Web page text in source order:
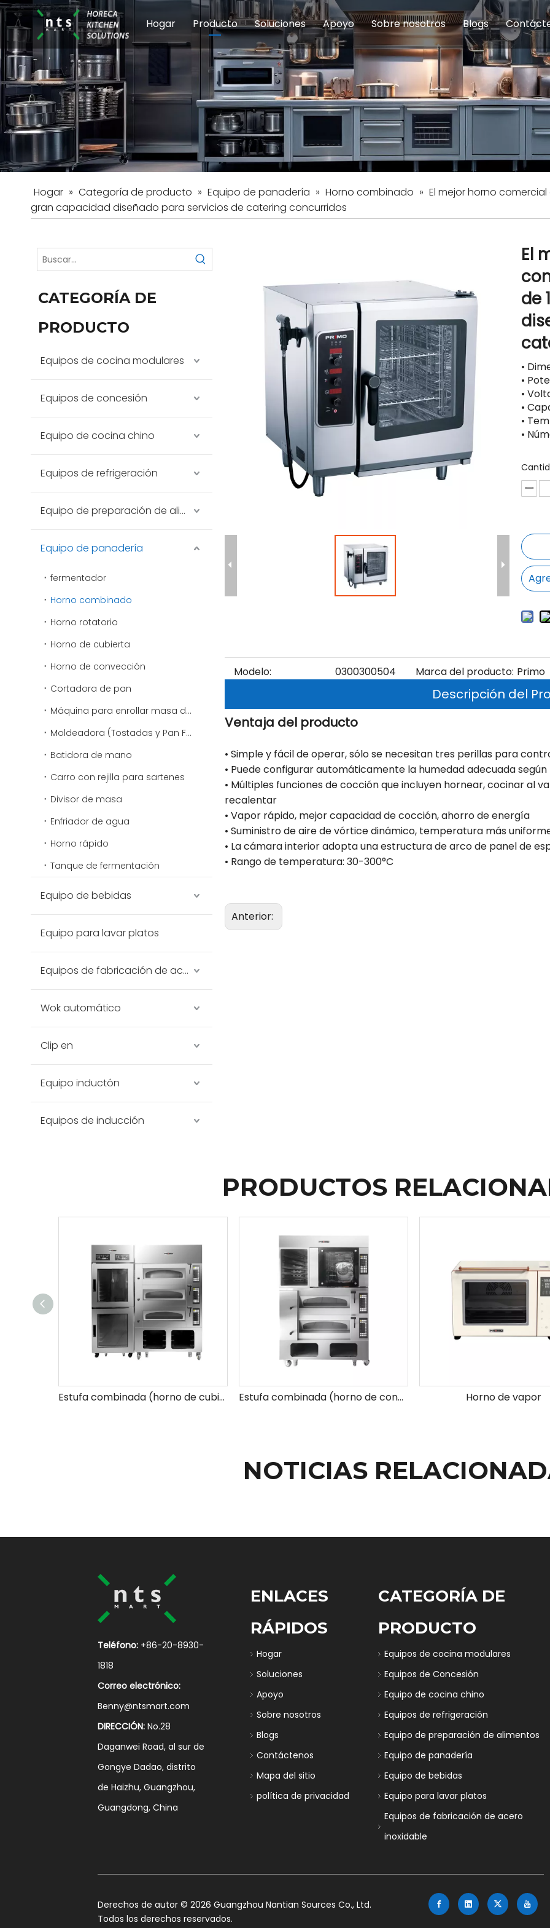
Hogar Producto
Equipos de cocina modulares Equipos de Concesión Equipo
Equipo de preparación de alimentosEquipo de panadería Equipo
Soluciones
Escuelas y educación Comedor del personal
Hoteles Restaurante y comida
Apoyo
Servicio Preguntas
Sobre nosotros
Introducción de la empresa
Blogs
Hogar » Categoría de producto » Equipo de panadería » Horno combinado » El mejor horno
gran capacidad diseñado para servicios de catering concurridos
CATEGORÍA DE
PRODUCTO
Equipos de cocina modulares
Equipos de concesión
Equipo de cocina chino
Equipos de refrigeración
Equipo de preparación de alimentos
Equipo de panadería
fermentador
Horno combinado
Horno rotatorio
Horno de cubierta
Horno de convección
Cortadora de pan
Máquina para enrollar masa de pizza
Moldeadora (Tostadas y Pan Francés)
Batidora de mano
Carro con rejilla para sartenes
Divisor de masa
Enfriador de agua
Horno rápido
Tanque de fermentación
Equipo de bebidas
Equipo para lavar platos
Equipos de fabricación de acero inoxidable
Wok automático
Clip en
Equipo inductón
Equipos de inducción
El
de
•
•
•
•
•
•
Modelo: 0300300504 Marca del producto: Primo
Descripción del
Ventaja del producto
• Simple y fácil de operar, sólo se necesitan tres perillas para
• Puede configurar automáticamente la humedad adecuada
• Múltiples funciones de cocción que incluyen hornear, cocinar al
recalentar
• Vapor rápido, mejor capacidad de cocción, ahorro de energía
• Suministro de aire de vórtice dinámico, temperatura más
• La cámara interior adopta una estructura de arco de panel de
• Rango de temperatura: 30-300°C
Anterior:
PRODUCTOS
Estufa combinada (horno de cubierta 2 mazos 4 bandejas+prueba de retardador) Estufa combinada (horno de convección giratoria + horno de cubierta 2 mazos 4 bandejas) Horno de vapor
NOTICIAS
Teléfono: +86-20-8930-
1818
Correo electrónico:
Benny@ntsmart.com
DIRECCIÓN: No.28
Daganwei Road, al sur de
Gongye Dadao, distrito
de Haizhu, Guangzhou,
Guangdong, China
ENLACES
RÁPIDOS
Hogar
Soluciones
Apoyo
Sobre nosotros
Blogs
Contáctenos
Mapa del sitio
política de privacidad
CATEGORÍA DE
PRODUCTO
Equipos de cocina modulares
Equipos de Concesión
Equipo de cocina chino
Equipos de refrigeración
Equipo de preparación de alimentos
Equipo de panadería
Equipo de bebidas
Equipo para lavar platos
Equipos de fabricación de acero
inoxidable
​Derechos de autor ©2026 Guangzhou Nantian Sources Co., Ltd.
Todos los derechos reservados.